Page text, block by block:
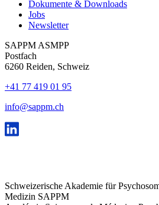
Dokumente & Downloads
Jobs
Newsletter
SAPPM ASMPP
Postfach
6260 Reiden, Schweiz
+41 77 419 01 95
info@sappm.ch
Schweizerische Akademie für
Medizin SAPPM